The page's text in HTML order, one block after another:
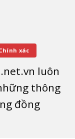
xác
luôn
thông
đồng